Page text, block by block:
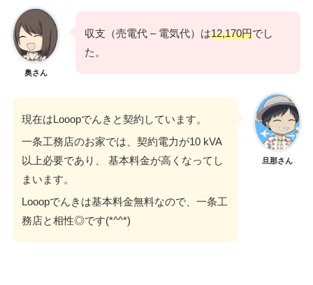
奥さん
収支（売電代 – 電気代）は12,170円でし
た。
旦那さん
現在はLooopでんきと契約しています。
一条工務店のお家では、契約電力が10 kVA
以上必要であり、 基本料金が高くなってし
まいます。
Looopでんきは基本料金無料なので、一条工
務店と相性◎です(*^^*)